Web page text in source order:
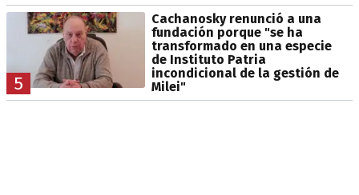
5
Cachanosky renunció a una
fundación porque "se ha
transformado en una especie
de Instituto Patria
incondicional de la gestión de
Milei"